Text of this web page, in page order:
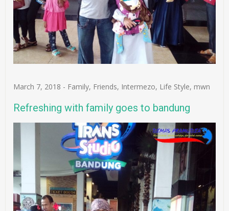
March 7, 2018 - Family, Friends, Intermezo, Life Style, mwn
Refreshing with family goes to bandung